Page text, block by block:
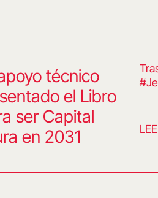
técnico
el Libro
ser Capital
en 2031